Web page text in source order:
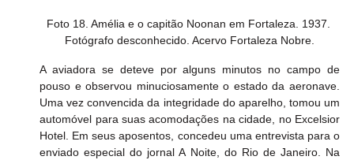
Foto 18. Amélia e o capitão Noonan em Fortaleza. 1937.
Fotógrafo desconhecido. Acervo Fortaleza Nobre.
A aviadora se deteve por alguns minutos no campo de
pouso e observou minuciosamente o estado da aeronave.
Uma vez convencida da integridade do aparelho, tomou um
automóvel para suas acomodações na cidade, no Excelsior
Hotel. Em seus aposentos, concedeu uma entrevista para o
enviado especial do jornal A Noite, do Rio de Janeiro. Na